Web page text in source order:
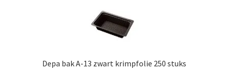
Depa bak A-13 zwart krimpfolie 250 stuks